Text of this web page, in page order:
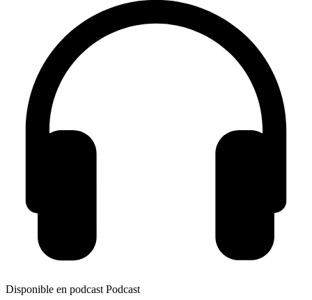
Disponible en podcast Podcast